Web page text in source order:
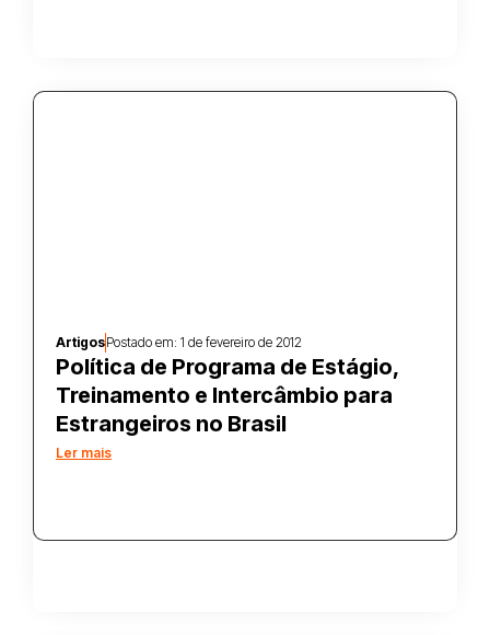
ArtigosPostado em: 1 de fevereiro de 2012
Política de Programa de Estágio,
Treinamento e Intercâmbio para
Estrangeiros no Brasil
Ler mais